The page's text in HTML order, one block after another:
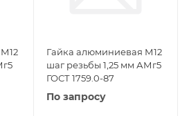
Гайка алюминиевая М12
шаг резьбы 1,25 мм АМг5
ГОСТ 1759.0-87
По запросу